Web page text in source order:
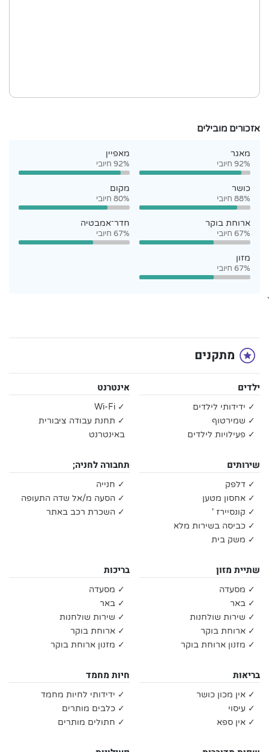
אזכורים מובילים
מאגר
92% חיובי
מאפיין
92% חיובי
כושר
88% חיובי
מקום
80% חיובי
ארוחת בוקר
67% חיובי
חדר־אמבטיה
67% חיובי
מזון
67% חיובי
`
מתקנים
ילדים
✓ ידידותי לילדים
✓ שמירטוף
✓ פעילויות לילדים
אינטרנט
✓ Wi-Fi
✓ תחנת עבודה ציבורית
באינטרנט
שירותים
✓ דלפק
✓ אחסון מטען
✓ קונסיירז '
✓ כביסה בשירות מלא
✓ משק בית
תחבורה לחניה;
✓ חנייה
✓ הסעה מ/אל שדה התעופה
✓ השכרת רכב באתר
שתיית מזון
✓ מסעדה
✓ באר
✓ שירות שולחנות
✓ ארוחת בוקר
✓ מזנון ארוחת בוקר
בריכות
✓ מסעדה
✓ באר
✓ שירות שולחנות
✓ ארוחת בוקר
✓ מזנון ארוחת בוקר
בריאות
✓ אין מכון כושר
✓ עיסוי
✓ אין ספא
חיות מחמד
✓ ידידותי לחיות מחמד
✓ כלבים מותרים
✓ חתולים מותרים